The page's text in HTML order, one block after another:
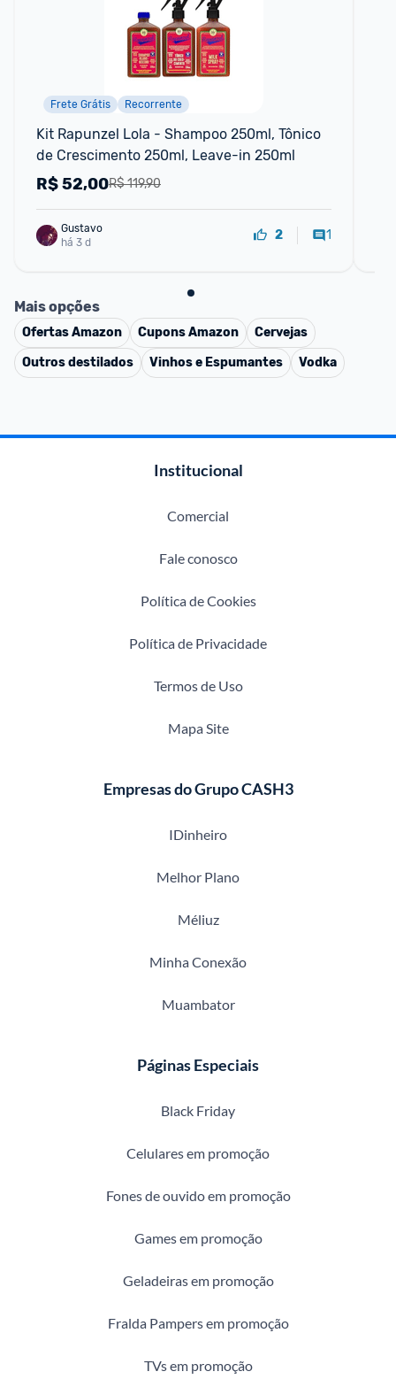
Frete Grátis Recorrente
Kit Rapunzel Lola - Shampoo 250ml, Tônico
de Crescimento 250ml, Leave-in 250ml
R$ 119,90
R$52,00
Gustavo
há 3 d
2 1
Mais opções
OfertasAmazon CuponsAmazon
Cervejas
Outros destilados
Vinhos e Espumantes Vodka
Institucional
Comercial
Fale conosco
Política de Cookies
Política de Privacidade
Termos de Uso
Mapa Site
Empresas do Grupo CASH3
IDinheiro
Melhor Plano
Méliuz
Minha Conexão
Muambator
Páginas Especiais
Black Friday
Celulares em promoção
Fones de ouvido em promoção
Games em promoção
Geladeiras em promoção
Fralda Pampers em promoção
TVs em promoção